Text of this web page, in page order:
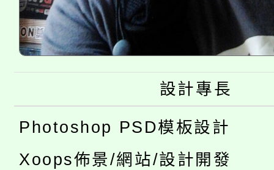
設計專長
Photoshop PSD模板設計
Xoops佈景/網站/設計開發